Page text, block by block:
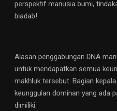
perspektif manusia bumi,
biadab!
Alasan penggabungan DNA
untuk mendapatkan semua
makhluk tersebut. Bagian
keunggulan dominan yang ada
dimiliki.